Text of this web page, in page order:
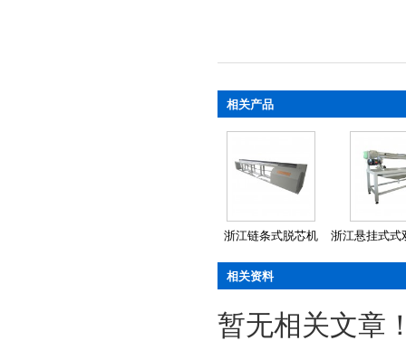
相关产品
浙江链条式脱芯机 浙江悬挂式式
相关资料
暂无相关文章